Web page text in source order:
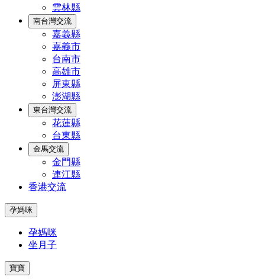
雲林縣
南台灣交流
嘉義縣
嘉義市
台南市
高雄市
屏東縣
澎湖縣
東台灣交流
花蓮縣
台東縣
金馬交流
金門縣
連江縣
香港交流
孕媽咪
孕媽咪
坐月子
寶寶